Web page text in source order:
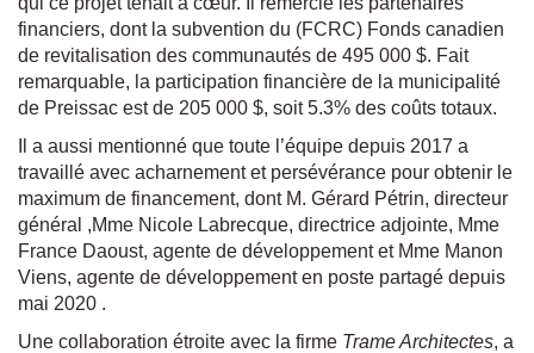
financiers, dont la subvention du (FCRC) Fonds canadien
de revitalisation des communautés de 495 000 $. Fait
remarquable, la participation financière de la municipalité
de Preissac est de 205 000 $, soit 5.3% des coûts totaux.
Il a aussi mentionné que toute l’équipe depuis 2017 a
travaillé avec acharnement et persévérance pour obtenir le
maximum de financement, dont M. Gérard Pétrin, directeur
général ,Mme Nicole Labrecque, directrice adjointe, Mme
France Daoust, agente de développement et Mme Manon
Viens, agente de développement en poste partagé depuis
mai 2020 .
Une collaboration étroite avec la firme Trame Architectes, a